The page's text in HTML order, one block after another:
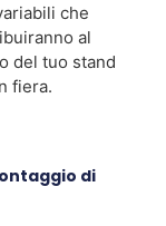
che
al
del tuo stand
fiera.
di